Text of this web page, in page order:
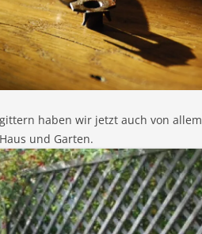
haben wir jetzt auch von allem
und Garten.